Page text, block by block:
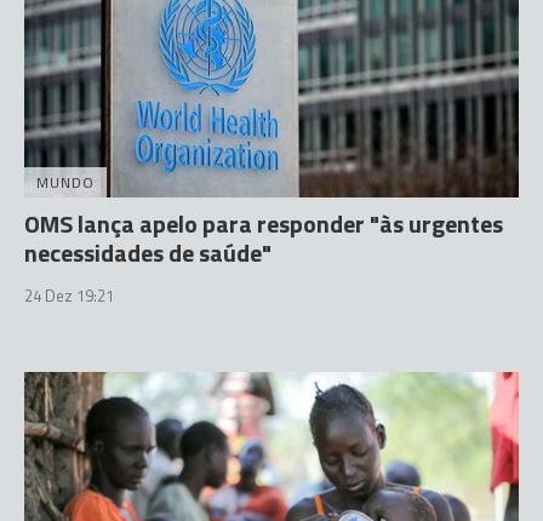
MUNDO
OMS lança apelo para responder "às urgentes
necessidades de saúde"
24 Dez 19:21